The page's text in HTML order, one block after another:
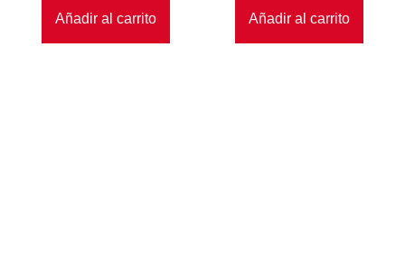
Añadir al carrito Añadir al carrito